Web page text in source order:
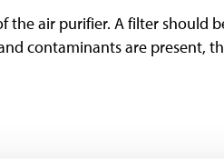
air purifier. A filter should
contaminants are present,